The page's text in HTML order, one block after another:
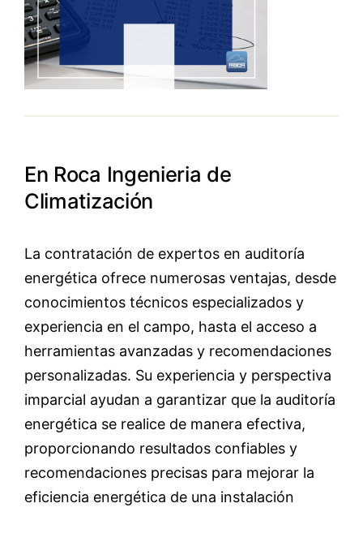
En Roca Ingenieria de
Climatización
La contratación de expertos en auditoría
energética ofrece numerosas ventajas, desde
conocimientos técnicos especializados y
experiencia en el campo, hasta el acceso a
herramientas avanzadas y recomendaciones
personalizadas. Su experiencia y perspectiva
imparcial ayudan a garantizar que la auditoría
energética se realice de manera efectiva,
proporcionando resultados confiables y
recomendaciones precisas para mejorar la
eficiencia energética de una instalación